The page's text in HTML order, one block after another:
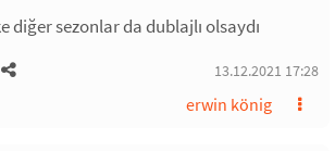
diğer sezonlar da dublajlı olsaydı
13.12.2021 17:28
erwin könig